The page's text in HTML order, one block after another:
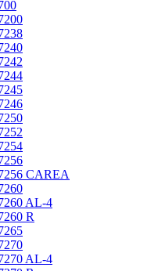
CAREA
AL-4
R
AL-4